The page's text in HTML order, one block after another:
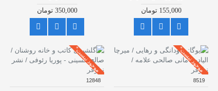
155,000 تومان
350,000 تومان
موجود نیست*
8519
موجود نیست*
12848